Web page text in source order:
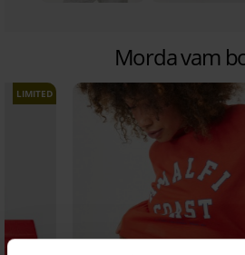
Morda vam
LIMITED